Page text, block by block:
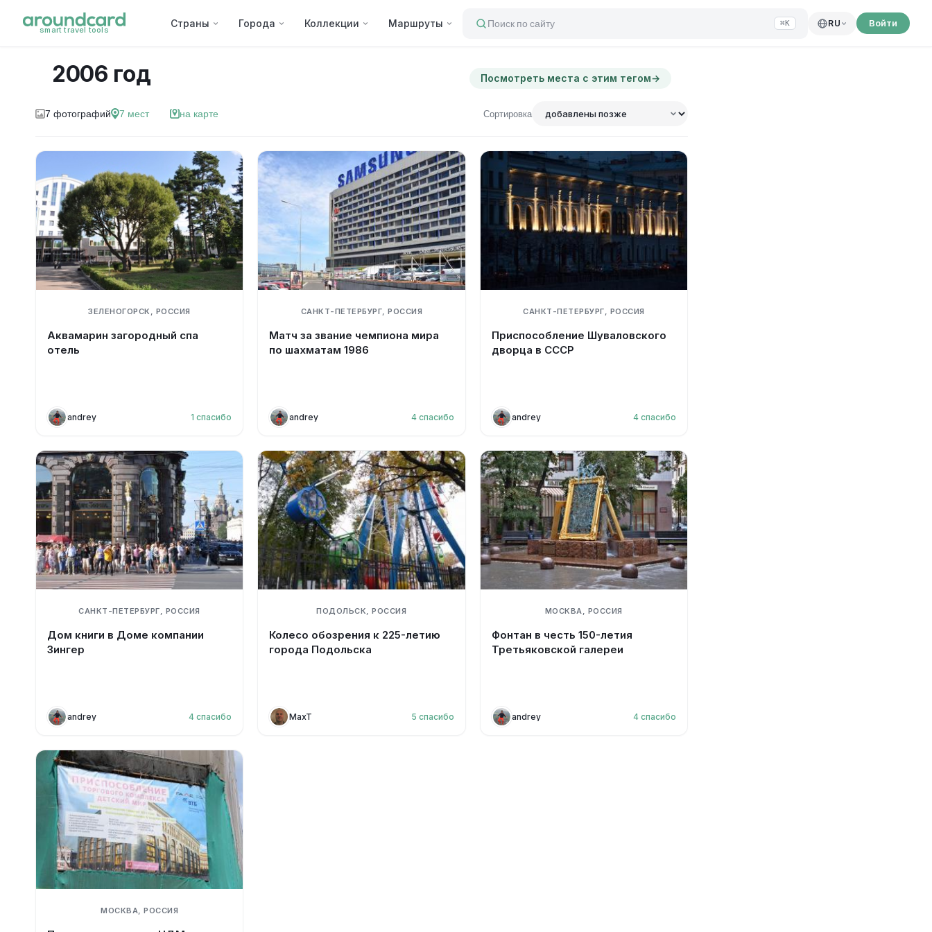
smart travel tools
Страны Города Коллекции Маршруты Поиск по сайту ⌘K RU Войти
2006 год Посмотреть места с этим тегом→
7 фотографий 7 мест на карте Сортировка
ЗЕЛЕНОГОРСК, РОССИЯ
Аквамарин загородный спа
отель
andrey 1 спасибо
САНКТ-ПЕТЕРБУРГ, РОССИЯ
Матч за звание чемпиона мира
по шахматам 1986
andrey 4 спасибо
САНКТ-ПЕТЕРБУРГ, РОССИЯ
Приспособление Шуваловского
дворца в СССР
andrey 4 спасибо
САНКТ-ПЕТЕРБУРГ, РОССИЯ
Дом книги в Доме компании
Зингер
andrey 4 спасибо
ПОДОЛЬСК, РОССИЯ
Колесо обозрения к 225-летию
города Подольска
MaxT 5 спасибо
МОСКВА, РОССИЯ
Фонтан в честь 150-летия
Третьяковской галереи
andrey 4 спасибо
МОСКВА, РОССИЯ